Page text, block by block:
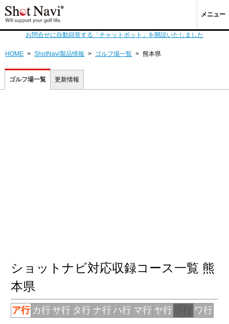
メニュー
お問合せに自動回答する「チャットボット」を開設いたしました
HOME > ShotNavi製品情報 > ゴルフ場一覧 > 熊本県
ゴルフ場一覧 更新情報
ショットナビ対応収録コース一覧 熊
本県
ア行 カ行 サ行 タ行 ナ行ハ行 マ行 ヤ行 ワ行